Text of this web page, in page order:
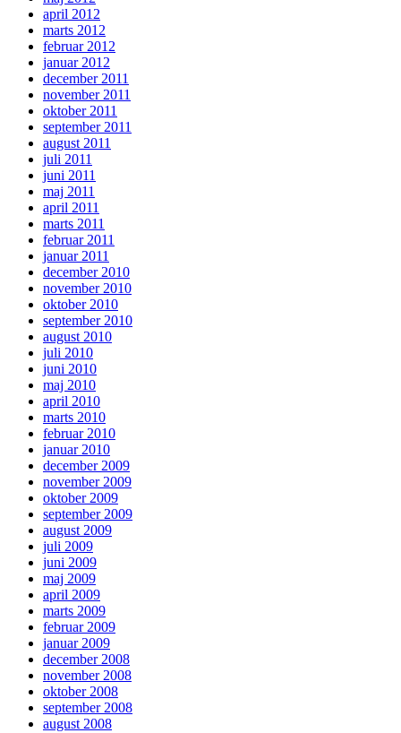
april 2012
marts 2012
februar 2012
januar 2012
december 2011
november 2011
oktober 2011
september 2011
august 2011
juli 2011
juni 2011
maj 2011
april 2011
marts 2011
februar 2011
januar 2011
december 2010
november 2010
oktober 2010
september 2010
august 2010
juli 2010
juni 2010
maj 2010
april 2010
marts 2010
februar 2010
januar 2010
december 2009
november 2009
oktober 2009
september 2009
august 2009
juli 2009
juni 2009
maj 2009
april 2009
marts 2009
februar 2009
januar 2009
december 2008
november 2008
oktober 2008
september 2008
august 2008